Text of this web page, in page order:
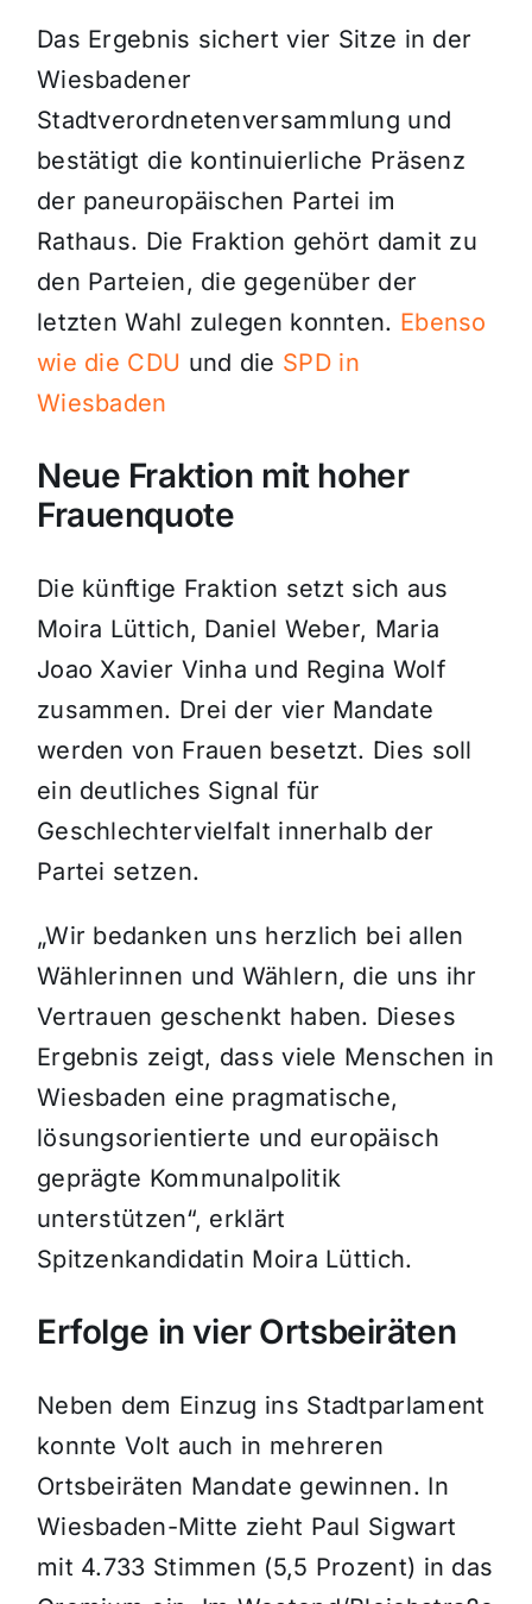
Das Ergebnis sichert vier Sitze in der
Wiesbadener
Stadtverordnetenversammlung und
bestätigt die kontinuierliche Präsenz
der paneuropäischen Partei im
Rathaus. Die Fraktion gehört damit zu
den Parteien, die gegenüber der
letzten Wahl zulegen konnten. Ebenso
wie die CDU und die SPD in
Wiesbaden
Neue Fraktion mit hoher
Frauenquote
Die künftige Fraktion setzt sich aus
Moira Lüttich, Daniel Weber, Maria
Joao Xavier Vinha und Regina Wolf
zusammen. Drei der vier Mandate
werden von Frauen besetzt. Dies soll
ein deutliches Signal für
Geschlechtervielfalt innerhalb der
Partei setzen.
„Wir bedanken uns herzlich bei allen
Wählerinnen und Wählern, die uns ihr
Vertrauen geschenkt haben. Dieses
Ergebnis zeigt, dass viele Menschen in
Wiesbaden eine pragmatische,
lösungsorientierte und europäisch
geprägte Kommunalpolitik
unterstützen“, erklärt
Spitzenkandidatin Moira Lüttich.
Erfolge in vier Ortsbeiräten
Neben dem Einzug ins Stadtparlament
konnte Volt auch in mehreren
Ortsbeiräten Mandate gewinnen. In
Wiesbaden-Mitte zieht Paul Sigwart
mit 4.733 Stimmen (5,5 Prozent) in das